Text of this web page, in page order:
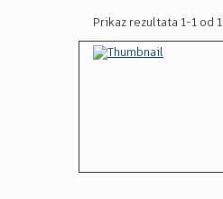
Prikaz rezultata 1-1 od 1